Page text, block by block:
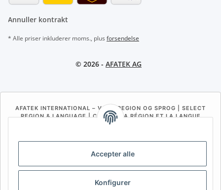
Accepter alle
Konfigurer
Annuller kontrakt
* Alle priser inkluderer moms., plus forsendelse
© 2026 - AFATEK AG
AFATEK INTERNATIONAL – VÆLG REGION OG SPROG | SELECT
REGION & LANGUAGE | CHOISIR LA RÉGION ET LA LANGUE
BE (NL) BE (FR)
FR IT ES DK PL
USA